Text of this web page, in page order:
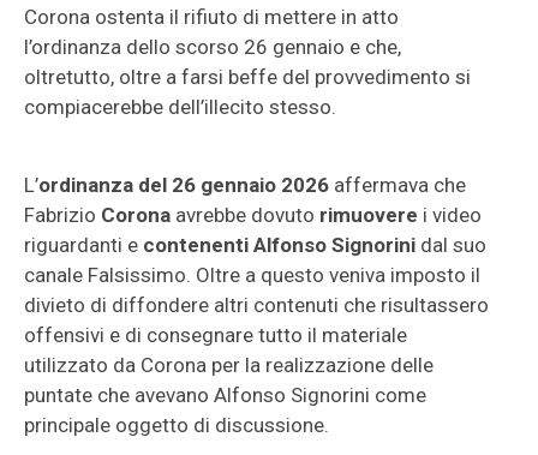
Corona ostenta il rifiuto di mettere in atto
l’ordinanza dello scorso 26 gennaio e che,
oltretutto, oltre a farsi beffe del provvedimento si
compiacerebbe dell’illecito stesso.
L’ordinanza del 26 gennaio 2026 affermava che
Fabrizio Corona avrebbe dovuto rimuovere i video
riguardanti e contenenti Alfonso Signorini dal suo
canale Falsissimo. Oltre a questo veniva imposto il
divieto di diffondere altri contenuti che risultassero
offensivi e di consegnare tutto il materiale
utilizzato da Corona per la realizzazione delle
puntate che avevano Alfonso Signorini come
principale oggetto di discussione.